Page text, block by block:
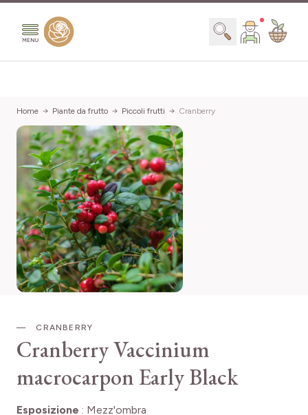
Search
Home Piante da frutto Piccoli frutti Cranberry
CRANBERRY
CranberryVaccinium
macrocarpon Early Black
Esposizione : Mezz'ombra